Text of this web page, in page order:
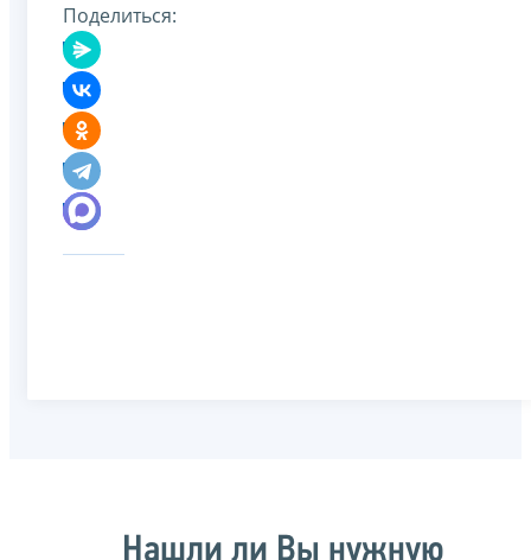
Поделиться:
Нашли ли Вы нужную